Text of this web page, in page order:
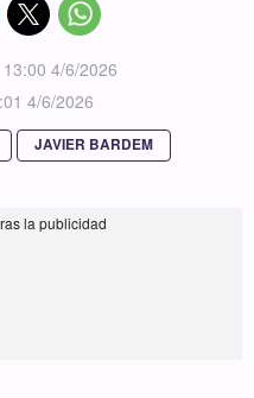
13:00 4/6/2026
4/6/2026
JAVIER BARDEM